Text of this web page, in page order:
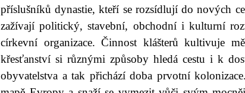
příslušníků dynastie, kteří se rozsídlují do nových
zažívají politický, stavební, obchodní i kulturní
církevní organizace. Činnost klášterů kultivuje
křesťanství si různými způsoby hledá cestu i k
obyvatelstva a tak přichází doba prvotní